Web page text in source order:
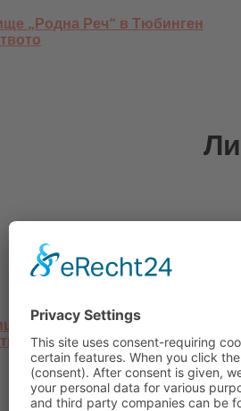
„Родна Реч“ в Тюбинген
„Родна Реч“ в Тюбинген